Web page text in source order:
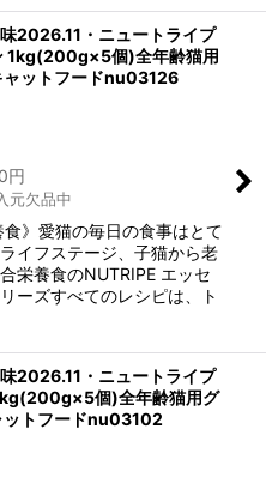
2026.11・ニュートライプ
1kg(200g×5個)全年齢猫用
ャットフードnu03126
円
元欠品中
食》愛猫の毎日の食事はとて
イフステージ、子猫から老
栄養食のNUTRIPE エッセ
ーズすべてのレシピは、ト
2026.11・ニュートライプ
個)全年齢猫用グ
ットフードnu03102